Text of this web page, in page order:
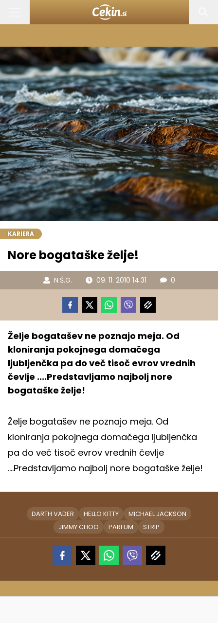
KARIERA
Nore bogataške želje!
N.Š.G. 09. 11. 2010 14.31 0
Želje bogatašev ne poznajo meja. Od
kloniranja pokojnega domačega
ljubljenčka pa do več tisoč evrov vrednih
čevlje ....Predstavljamo najbolj nore
bogataške želje!
Želje bogatašev ne poznajo meja. Od
kloniranja pokojnega domačega ljubljenčka
pa do več tisoč evrov vrednih čevlje
....Predstavljamo najbolj nore bogataške želje!
DARTH VADER HELLO KITTY
MICHAEL JACKSON
JIMMY CHOO
PARFUM STRIP